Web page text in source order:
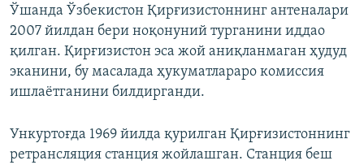
Ўшанда Ўзбекистон Қирғизистоннинг антеналари
2007 йилдан бери ноқонуний турганини иддао
қилган. Қирғизистон эса жой аниқланмаган ҳудуд
эканини, бу масалада ҳукуматлараро комиссия
ишлаётганини билдирганди.
Ункуртоғда 1969 йилда қурилган Қирғизистоннинг
ретрансляция станция жойлашган. Станция беш